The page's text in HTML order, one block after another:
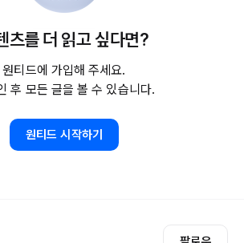
츠를 더 읽고 싶다면?
원티드에 가입해 주세요.
후 모든 글을 볼 수 있습니다.
원티드 시작하기